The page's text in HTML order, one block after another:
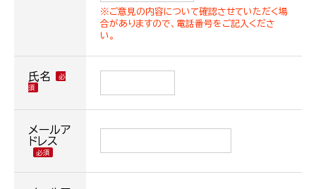
※ご意見の内容について確認させていただく場
合がありますので、電話番号をご記入くださ
い。
氏名
メールア
ドレス